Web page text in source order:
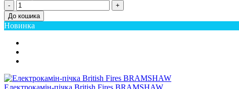
-
+
До кошика
Новинка
Електрокамін-пічка British Fires BRAMSHAW